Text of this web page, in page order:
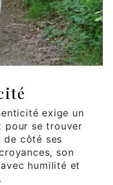
exige un
pour se trouver
de côté ses
son
humilité et